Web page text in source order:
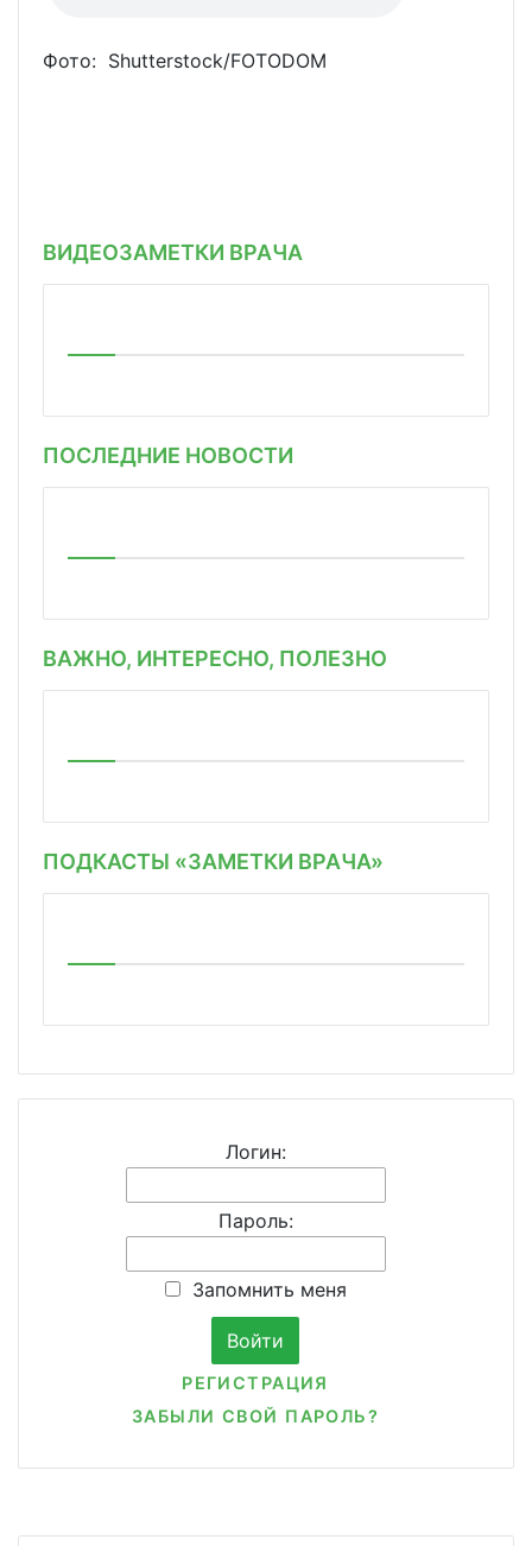
Фото: Shutterstoсk/FOTODOM
ВИДЕОЗАМЕТКИ ВРАЧА
ПОСЛЕДНИЕ НОВОСТИ
ВАЖНО, ИНТЕРЕСНО, ПОЛЕЗНО
ПОДКАСТЫ «ЗАМЕТКИ ВРАЧА»
Логин:
Пароль:
Запомнить меня
РЕГИСТРАЦИЯ
ЗАБЫЛИ СВОЙ ПАРОЛЬ?